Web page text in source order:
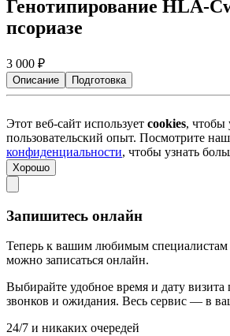
Генотипирование HLA-
псориазе
3 000 ₽
Описание Подготовка
Этот веб-сайт использует cookies, чтобы
пользовательский опыт. Посмотрите
конфиденциальности, чтобы узнать
Хорошо
Запишитесь онлайн
Теперь к вашим любимым
можно записаться онлайн.
Выбирайте удобное время и дату визита
звонков и ожидания. Весь сервис — в
24/7 и никаких очередей